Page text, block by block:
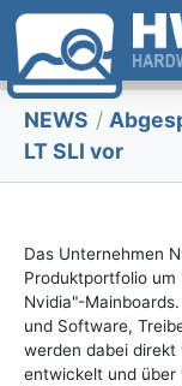
NEWS /
LT SLI vor
Das Unternehmen
Produktportfolio um
Nvidia"-
und Software,
werden dabei direkt
entwickelt und über